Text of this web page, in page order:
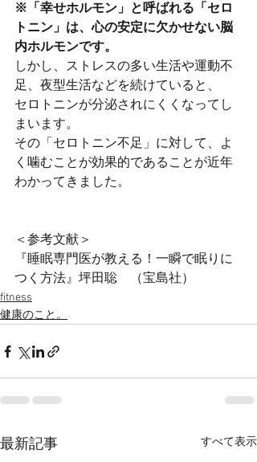
※「幸せホルモン」と呼ばれる「セロ
トニン」は、心の安定に欠かせない脳
内ホルモンです。
しかし、ストレスの多い生活や運動不
足、夜型生活などを続けていると、
セロトニンが分泌されにくくなってし
まいます。
その「セロトニン不足」に対して、よ
く噛むことが効果的であることが近年
わかってきました。
＜参考文献＞
『睡眠専門医が教える！一瞬で眠りに
つく方法』坪田聡　（宝島社）
fitness
健康のこと。
最新記事 すべて表示